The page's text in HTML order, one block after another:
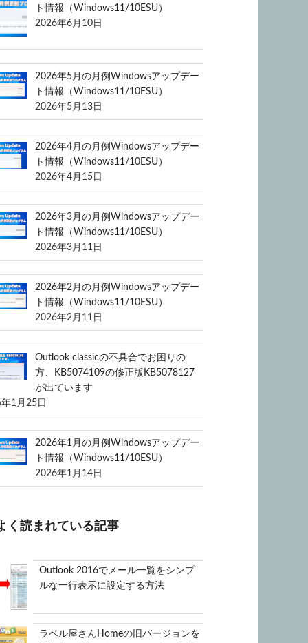
ト情報（Windows11/10ESU）
2026年6月10日
2026年5月の月例Windowsアップデー
ト情報（Windows11/10ESU）
2026年5月13日
2026年4月の月例Windowsアップデー
ト情報（Windows11/10ESU）
2026年4月15日
2026年3月の月例Windowsアップデー
ト情報（Windows11/10ESU）
2026年3月11日
2026年2月の月例Windowsアップデー
ト情報（Windows11/10ESU）
2026年2月11日
Outlook classicの不具合でお困りの
方、KB5074109の修正版KB5078127
が出ています
1月25日
2026年1月の月例Windowsアップデー
ト情報（Windows11/10ESU）
2026年1月14日
く読まれている記事
Outlook 2016でメール一覧をシンプ
ルな一行表示に設定する方法
ラベル屋さんHomeの旧バージョンを